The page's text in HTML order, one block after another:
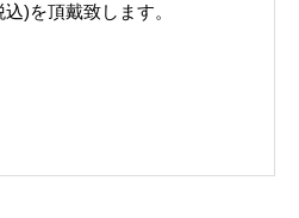
)を頂戴致します。